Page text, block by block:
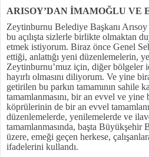
ARISOY’DAN İMAMOĞLU VE
Zeytinburnu Belediye Başkanı
bu açılışta sizlerle birlikte olmaktan
etmek istiyorum. Biraz önce Genel
ettiği, anlattığı yeni düzenlemelerin,
Zeytinburnu’muz için, diğer bölgeler
hayırlı olmasını diliyorum. Ve yine
getirilen bu parkın tamamının sahile
tamamlanmasını, bir an evvel ve
köprülerinin de bir an evvel
düzenlemelerde, yenilemelerde ve
tamamlanmasında, başta Büyükşehir
üzere, emeği geçen herkese,
ifadelerini kullandı.